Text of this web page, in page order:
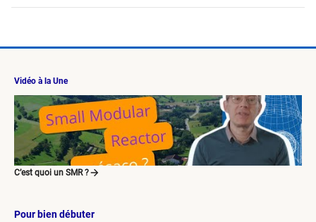
Vidéo à la Une
C’est quoi un SMR ?
Pour bien débuter